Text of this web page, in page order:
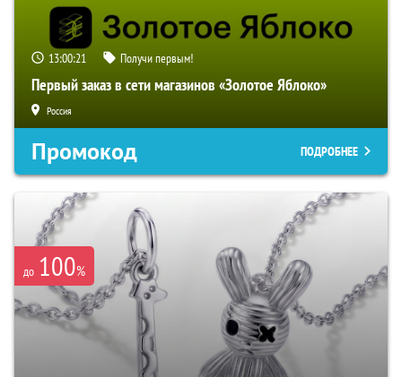
13:00:20 Получи первым!
Первый заказ в сети магазинов «Золотое Яблоко»
Россия
Промокод ПОДРОБНЕЕ
до 100%